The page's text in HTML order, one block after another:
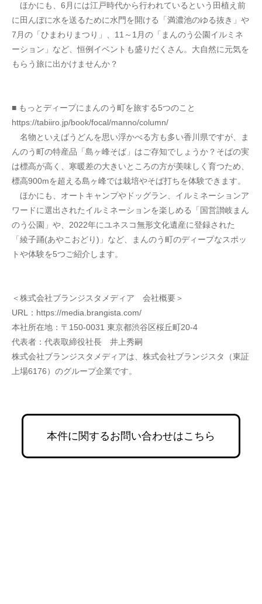
ほかにも、6月には江戸時代から行われているという田植え前
に田んぼに水を送るために水門を開ける「満濃池のゆる抜き」や
7月の「ひまわりまつり」、11～1月の「まんのう公園イルミネ
ーション」など、恒例イベントも盛りだくさん。大自然に元気を
もらう旅に出かけませんか？
■ もっとディープにまんのう町を旅する5つのこと
https://tabiiro.jp/book/focal/manno/column/
名物といえばうどんを思い浮かべる方も多い香川県ですが、ま
んのう町の特産品「島ヶ峰そば」はご存知でしょうか？そばの実
は標高が高く、寒暖差の大きいところの方が美味しく育つため、
標高900mを超える島ヶ峰では栽培やそば打ちを体験できます。
ほかにも、オートキャンプやドッグラン、イルミネーションア
ワードに選出されたイルミネーションを楽しめる「国営讃岐まん
のう公園」や、2022年にユネスコ無形文化遺産に登録された
「綾子踊(あやこおどり)」など、まんのう町のディープなスポッ
トや体験を5つご紹介します。
＜株式会社ブランジスタメディア　会社概要＞
URL：https://media.brangista.com/
本社所在地：〒150-0031 東京都渋谷区桜丘町20-4
代表者：代表取締役社長　井上秀嗣
株式会社ブランジスタメディアは、株式会社ブランジスタ（東証
上場6176）のグループ企業です。
本件に関するお問い合わせはこちら